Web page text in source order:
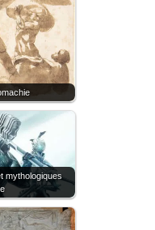
mythologiques